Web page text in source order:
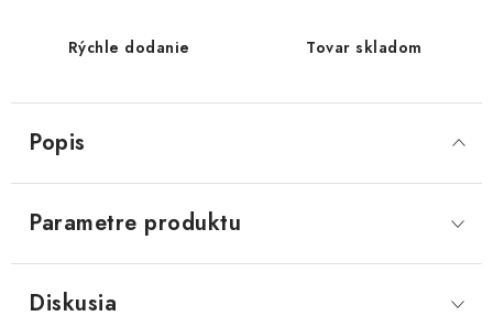
Rýchle dodanie Tovar skladom
Popis
Parametre produktu
Diskusia